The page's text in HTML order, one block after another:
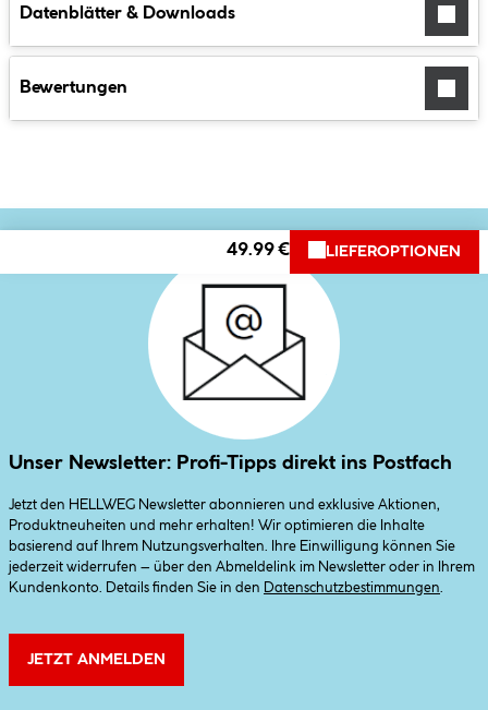
Datenblätter & Downloads
Bewertungen
49.99 € LIEFEROPTIONEN
Unser Newsletter: Profi-Tipps direkt ins Postfach
Jetzt den HELLWEG Newsletter abonnieren und exklusive Aktionen,
Produktneuheiten und mehr erhalten! Wir optimieren die Inhalte
basierend auf Ihrem Nutzungsverhalten. Ihre Einwilligung können Sie
jederzeit widerrufen – über den Abmeldelink im Newsletter oder in Ihrem
Kundenkonto. Details finden Sie in den
Datenschutzbestimmungen
JETZT ANMELDEN